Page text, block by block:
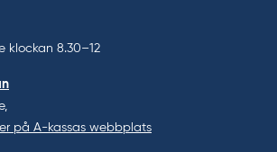
klockan 8.30–12
på A-kassas webbplats